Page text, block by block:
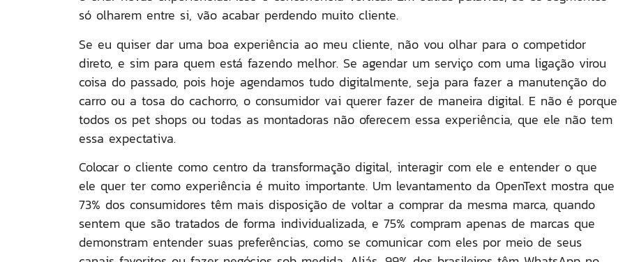
só olharem entre si, vão acabar perdendo muito cliente.
Se eu quiser dar uma boa experiência ao meu cliente, não vou olhar para o competidor
direto, e sim para quem está fazendo melhor. Se agendar um serviço com uma ligação virou
coisa do passado, pois hoje agendamos tudo digitalmente, seja para fazer a manutenção do
carro ou a tosa do cachorro, o consumidor vai querer fazer de maneira digital. E não é porque
todos os pet shops ou todas as montadoras não oferecem essa experiência, que ele não tem
essa expectativa.
Colocar o cliente como centro da transformação digital, interagir com ele e entender o que
ele quer ter como experiência é muito importante. Um levantamento da OpenText mostra que
73% dos consumidores têm mais disposição de voltar a comprar da mesma marca, quando
sentem que são tratados de forma individualizada, e 75% compram apenas de marcas que
demonstram entender suas preferências, como se comunicar com eles por meio de seus